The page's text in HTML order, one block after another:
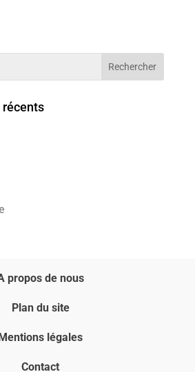
propos de nous
Plan du site
légales
Contact